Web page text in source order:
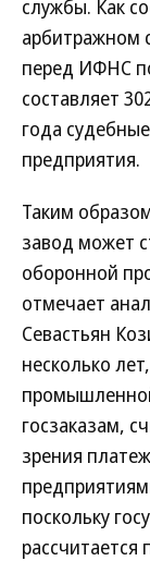
службы. Как
арбитражном
перед ИФНС
составляет
года
предприятия.
Таким
завод может
оборонной
отмечает
Севастьян
несколько
госзаказам,
зрения
поскольку